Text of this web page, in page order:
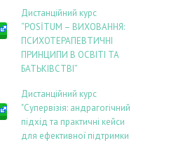
Дистанційний курс
“POSİTUM – ВИХОВАННЯ:
ПСИХОТЕРАПЕВТИЧНІ
ПРИНЦИПИ В ОСВІТІ ТА
БАТЬКІВСТВІ”
Дистанційний курс
"Супервізія: андрагогічний
підхід та практичні кейси
для ефективної підтримки